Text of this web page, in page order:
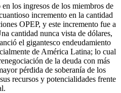
los ingresos de los miembros de
incremento en la cantidad
OPEP, y este incremento fue a
cantidad nunca vista de dólares,
el gigantesco endeudamiento
de América Latina; lo cual
de la deuda con más
pérdida de soberanía de los
recursos y potencialidades frente